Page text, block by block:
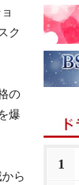
ク
の
爆
ら
1